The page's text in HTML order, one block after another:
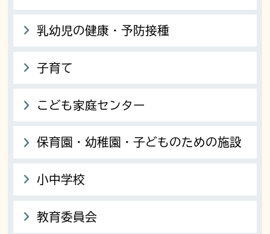
乳幼児の健康・予防接種
子育て
こども家庭センター
保育園・幼稚園・子どものための施設
小中学校
教育委員会